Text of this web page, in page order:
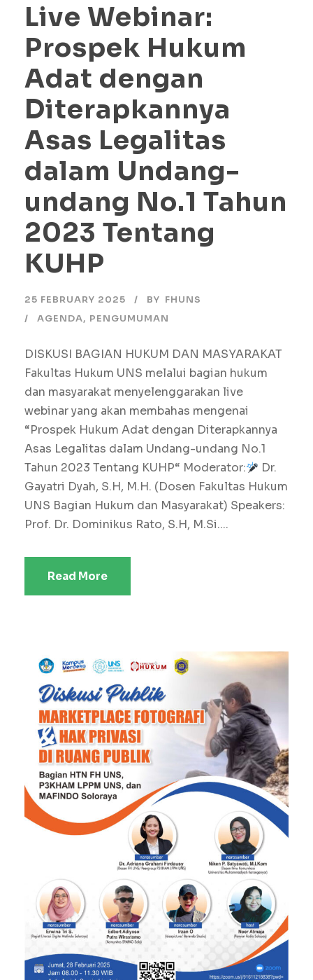
Live Webinar:
Prospek Hukum
Adat dengan
Diterapkannya
Asas Legalitas
dalam Undang-
undang No.1 Tahun
2023 Tentang
KUHP
25 FEBRUARY 2025 BY FHUNS
AGENDA, PENGUMUMAN
DISKUSI BAGIAN HUKUM DAN MASYARAKAT
Fakultas Hukum UNS melalui bagian hukum
dan masyarakat menyelenggarakan live
webinar yang akan membahas mengenai
“Prospek Hukum Adat dengan Diterapkannya
Asas Legalitas dalam Undang-undang No.1
Tahun 2023 Tentang KUHP“ Moderator:
Dr.
Gayatri Dyah, S.H, M.H. (Dosen Fakultas Hukum
UNS Bagian Hukum dan Masyarakat) Speakers:
Prof. Dr. Dominikus Rato, S.H, M.Si....
Read More